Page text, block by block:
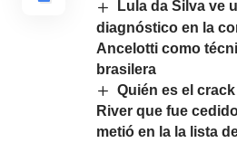
Lula da Silva ve
diagnóstico en la
Ancelotti como
brasilera
Quién es el
River que fue
metió en la la lista